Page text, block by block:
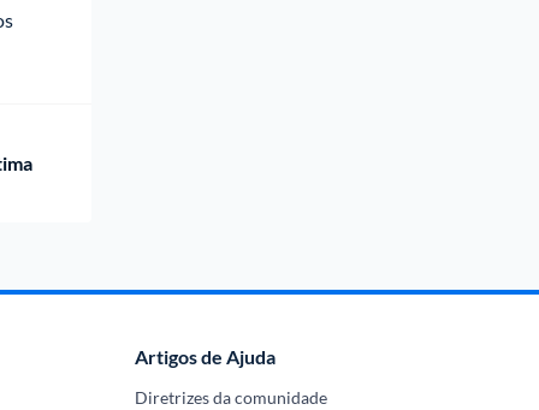
Artigos de Ajuda
Diretrizes da comunidade